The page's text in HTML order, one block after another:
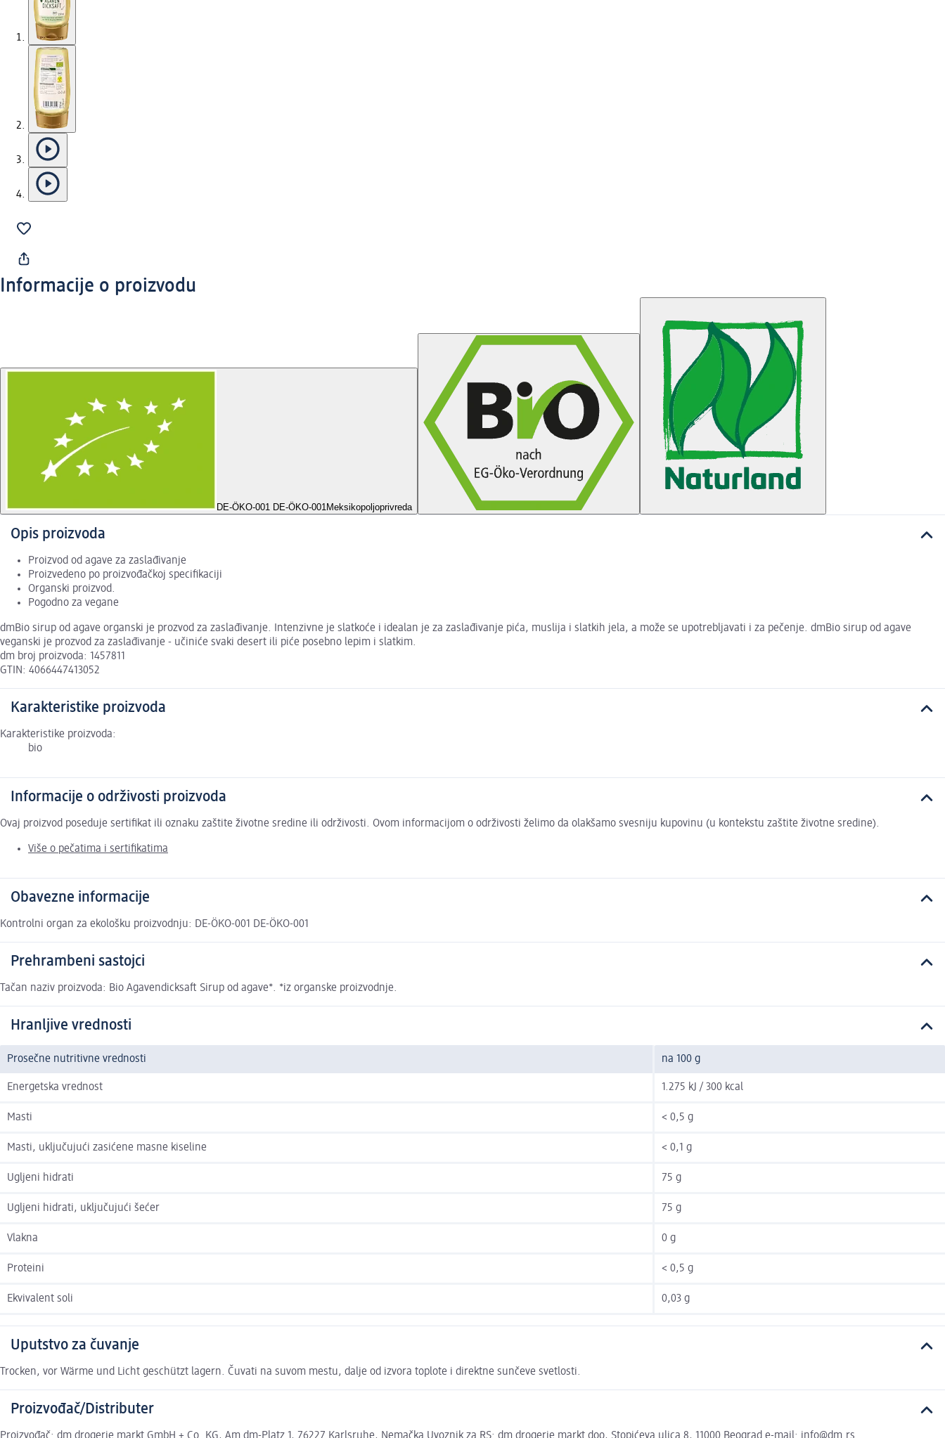
Informacije o proizvodu
DE-ÖKO-001 DE-ÖKO-001Meksikopoljoprivreda
Opis proizvoda
Proizvod od agave za zaslađivanje
Proizvedeno po proizvođačkoj specifikaciji
Organski proizvod.
Pogodno za vegane
dmBio sirup od agave organski je prozvod za zaslađivanje. Intenzivne je slatkoće i idealan je za zaslađivanje pića, muslija i slatkih jela, a može se upotrebljavati i za pečenje. dmBio sirup od agave
veganski je prozvod za zaslađivanje - učiniće svaki desert ili piće posebno lepim i slatkim.
dm broj proizvoda: 1457811
GTIN: 4066447413052
Karakteristike proizvoda
Karakteristike proizvoda:
bio
Informacije o održivosti proizvoda
Ovaj proizvod poseduje sertifikat ili oznaku zaštite životne sredine ili održivosti. Ovom informacijom o održivosti želimo da olakšamo svesniju kupovinu (u kontekstu zaštite životne sredine).
Više o pečatima i sertifikatima
Obavezne informacije
Kontrolni organ za ekološku proizvodnju: DE-ÖKO-001 DE-ÖKO-001
Prehrambeni sastojci
Tačan naziv proizvoda: Bio Agavendicksaft Sirup od agave*. *iz organske proizvodnje.
Hranljive vrednosti
Prosečne nutritivne vrednosti na 100 g
Energetska vrednost 1.275 kJ / 300 kcal
Masti < 0,5 g
Masti, uključujući zasićene masne kiseline < 0,1 g
Ugljeni hidrati 75 g
Ugljeni hidrati, uključujući šećer 75 g
Vlakna 0 g
Proteini < 0,5 g
Ekvivalent soli 0,03 g
Uputstvo za čuvanje
Trocken, vor Wärme und Licht geschützt lagern. Čuvati na suvom mestu, dalje od izvora toplote i direktne sunčeve svetlosti.
Proizvođač/Distributer